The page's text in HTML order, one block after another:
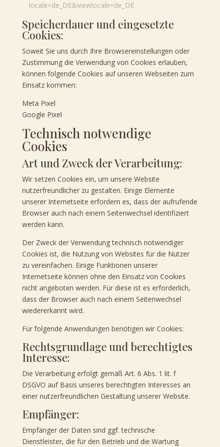
locale=de_DE&viewlocale=de_DE
Speicherdauer und eingesetzte
Cookies:
Soweit Sie uns durch Ihre Browsereinstellungen oder
Zustimmung die Verwendung von Cookies erlauben,
können folgende Cookies auf unseren Webseiten zum
Einsatz kommen:
Meta Pixel
Google Pixel
Technisch notwendige
Cookies
Art und Zweck der Verarbeitung:
Wir setzen Cookies ein, um unsere Website
nutzerfreundlicher zu gestalten. Einige Elemente
unserer Internetseite erfordern es, dass der aufrufende
Browser auch nach einem Seitenwechsel identifiziert
werden kann.
Der Zweck der Verwendung technisch notwendiger
Cookies ist, die Nutzung von Websites für die Nutzer
zu vereinfachen. Einige Funktionen unserer
Internetseite können ohne den Einsatz von Cookies
nicht angeboten werden. Für diese ist es erforderlich,
dass der Browser auch nach einem Seitenwechsel
wiedererkannt wird.
Für folgende Anwendungen benötigen wir Cookies:
Rechtsgrundlage und berechtigtes
Interesse:
Die Verarbeitung erfolgt gemäß Art. 6 Abs. 1 lit. f
DSGVO auf Basis unseres berechtigten Interesses an
einer nutzerfreundlichen Gestaltung unserer Website.
Empfänger:
Empfänger der Daten sind ggf. technische
Dienstleister, die für den Betrieb und die Wartung